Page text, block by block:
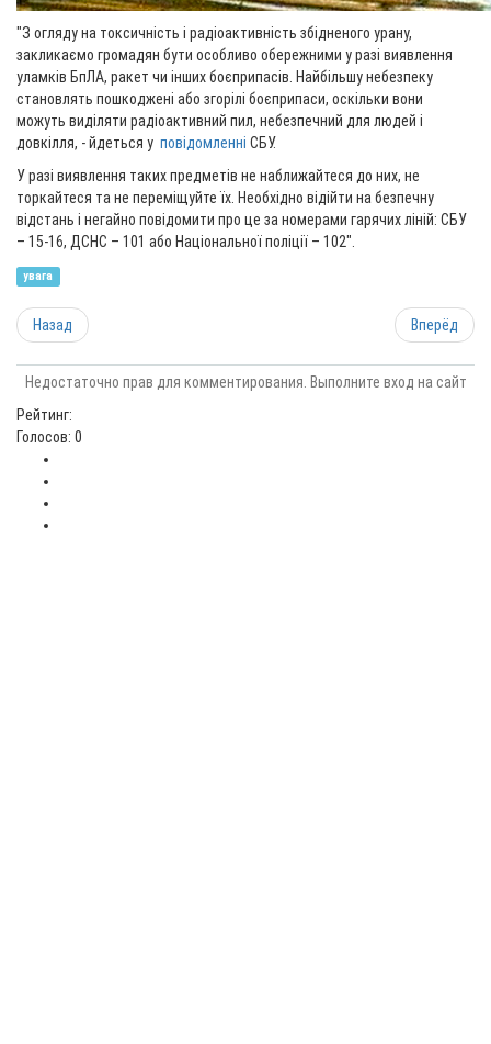
"З огляду на токсичність і радіоактивність збідненого урану,
закликаємо громадян бути особливо обережними у разі виявлення
уламків БпЛА, ракет чи інших боєприпасів. Найбільшу небезпеку
становлять пошкоджені або згорілі боєприпаси, оскільки вони
можуть виділяти радіоактивний пил, небезпечний для людей і
довкілля, - йдеться у повідомленні СБУ.
У разі виявлення таких предметів не наближайтеся до них, не
торкайтеся та не переміщуйте їх. Необхідно відійти на безпечну
відстань і негайно повідомити про це за номерами гарячих ліній: СБУ
– 15-16, ДСНС – 101 або Національної поліції – 102".
увага
Назад Вперёд
Недостаточно прав для комментирования. Выполните вход на сайт
Рейтинг:
Голосов: 0